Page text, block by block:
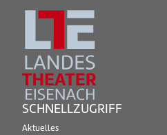
SCHNELLZUGRIFF
Aktuelles